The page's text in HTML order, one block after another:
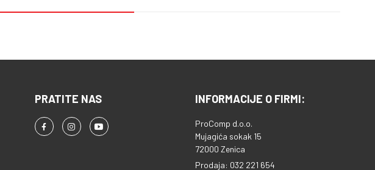
PRATITE NAS INFORMACIJE O FIRMI:
ProComp d.o.o.
Mujagića sokak 15
72000 Zenica
Prodaja: 032 221 654